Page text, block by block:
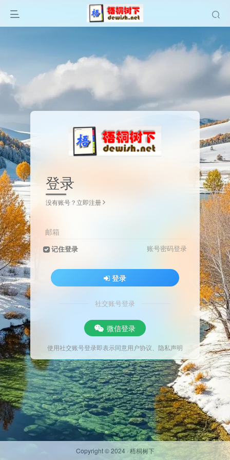
登录
没有账号？立即注册
邮箱
记住登录 账号密码登录
登录
社交账号登录
微信登录
使用社交账号登录即表示同意用户协议 隐私声明
Copyright © 2024 · 梧桐树下